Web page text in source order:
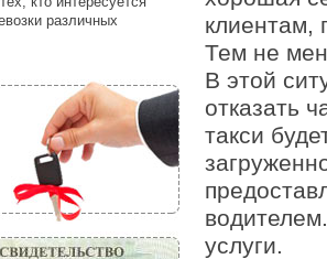
клиентам,
Тем не
В этой
отказать
такси
услуги.
различных